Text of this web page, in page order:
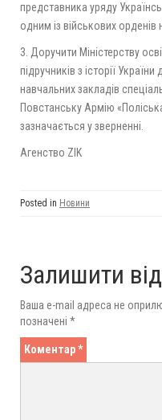
представника уряду
одним із військових
3. Доручити Міністерству
підручників з історії
навчальних закладів
Повстанську Армію
зазначається у зверненні.
Агенство ZIK
Posted in Новини
Залишити
Ваша e-mail адреса не
позначені *
Коментар*